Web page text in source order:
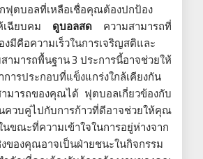
ฟุตบอลที่เหลือเชื่อคุณต้องปกป้อง
ฉียบคม
ดูบอลสด
ความสามารถที่
คือความเร็วในการเจริญสติและ
ามารถพื้นฐาน 3 ประการนี้อาจช่วยให้
รประกอบที่แข็งแกร่งใกล้เคียงกัน
มารถของคุณได้ ฟุตบอลเกี่ยวข้องกับ
ควบคู่ไปกับการก้าวที่ดีอาจช่วยให้คุณ
นขณะที่ความเข้าใจในการอยู่ห่างจาก
ของคุณอาจเป็นฝ่ายชนะในกิจกรรม